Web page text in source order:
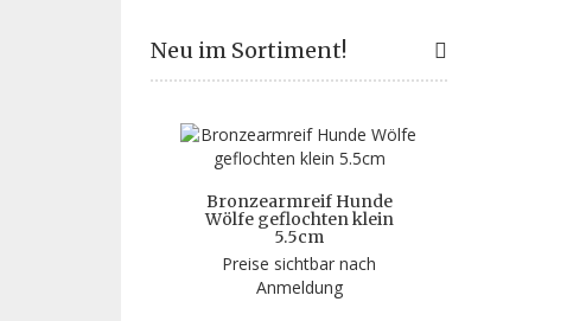
Neu im Sortiment!
Bronzearmreif Hunde
Wölfe geflochten klein
5.5cm
Preise sichtbar nach
Anmeldung